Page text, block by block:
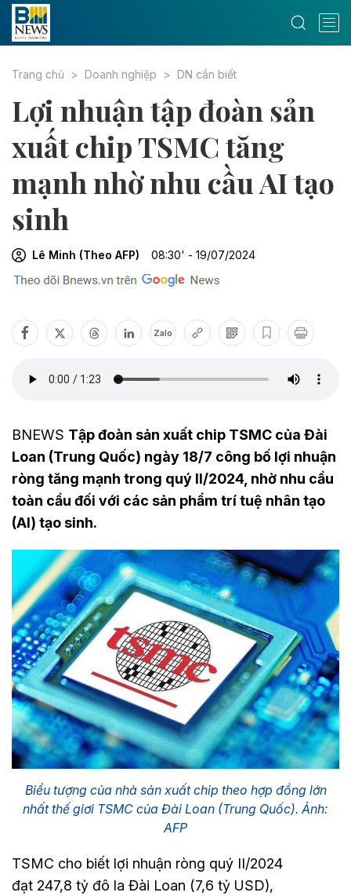
Trang chủ Doanh nghiệp DN cần biết
Lợi nhuận tập đoàn sản
xuất chip TSMC tăng
mạnh nhờ nhu cầu AI tạo
sinh
Lê Minh (Theo AFP) 08:30' - 19/07/2024
Zalo
BNEWS Tập đoàn sản xuất chip TSMC của Đài
Loan (Trung Quốc) ngày 18/7 công bố lợi nhuận
ròng tăng mạnh trong quý II/2024, nhờ nhu cầu
toàn cầu đối với các sản phẩm trí tuệ nhân tạo
(AI) tạo sinh.
Biểu tượng của nhà sản xuất chip theo hợp đồng lớn
nhất thế giơi TSMC của Đài Loan (Trung Quốc). Ảnh:
AFP
TSMC cho biết lợi nhuận ròng quý II/2024
đạt 247,8 tỷ đô la Đài Loan (7,6 tỷ USD),